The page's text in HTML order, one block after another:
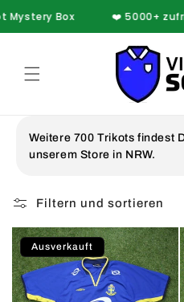
zum
Inhalt
Box❤️ 5000+
Weitere 700 Trikots findest
unserem Store in NRW.
Filtern und sortieren
Ausverkauft